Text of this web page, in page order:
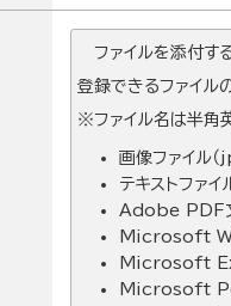
ファイルを添付す
登録できるファイル
※ファイル名は半角
画像ファイル
テキストファイ
Adobe PDF
Microsoft
Microsoft
Microsoft